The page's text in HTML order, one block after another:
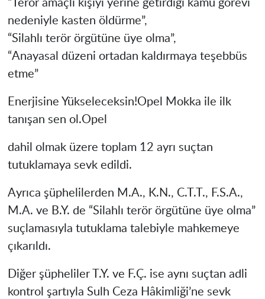
“Terör amaçlı kişiyi yerine getirdiği kamu görevi
nedeniyle kasten öldürme”,
“Silahlı terör örgütüne üye olma”,
“Anayasal düzeni ortadan kaldırmaya teşebbüs
etme”
Enerjisine Yükseleceksin!Opel Mokka ile ilk
tanışan sen ol.Opel
dahil olmak üzere toplam 12 ayrı suçtan
tutuklamaya sevk edildi.
Ayrıca şüphelilerden M.A., K.N., C.T.T., F.S.A.,
M.A. ve B.Y. de “Silahlı terör örgütüne üye olma”
suçlamasıyla tutuklama talebiyle mahkemeye
çıkarıldı.
Diğer şüpheliler T.Y. ve F.Ç. ise aynı suçtan adli
kontrol şartıyla Sulh Ceza Hâkimliği’ne sevk